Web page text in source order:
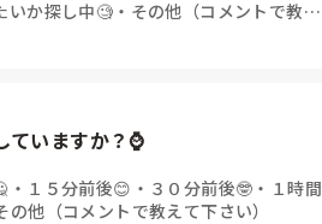
いか探し中🧐 ・ その他（コメントで教え
ていますか？⌚
・ １５分前後😊 ・ ３０分前後🤓 ・ １時間
の他（コメントで教えて下さい）